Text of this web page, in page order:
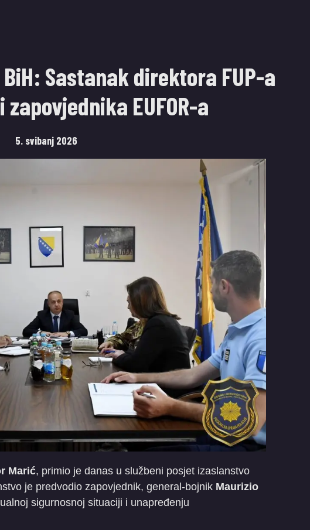
Sastanak direktora FUP-a
EUFOR-a
5. svibanj 2026
Marić, primio je danas u službeni posjet izaslanstvo
je predvodio zapovjednik, general-bojnik Maurizio
sigurnosnoj situaciji i unapređenju